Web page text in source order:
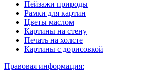
Пейзажи природы
Рамки для картин
Цветы маслом
Картины на стену
Печать на холсте
Картины с дорисовкой
Правовая информация: